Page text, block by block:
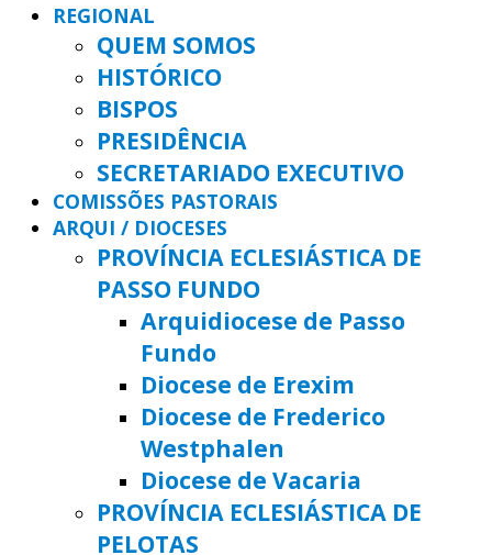
REGIONAL
QUEM SOMOS
HISTÓRICO
BISPOS
PRESIDÊNCIA
SECRETARIADO EXECUTIVO
COMISSÕES PASTORAIS
ARQUI / DIOCESES
PROVÍNCIA ECLESIÁSTICA DE
PASSO FUNDO
Arquidiocese de Passo
Fundo
Diocese de Erexim
Diocese de Frederico
Westphalen
Diocese de Vacaria
PROVÍNCIA ECLESIÁSTICA DE
PELOTAS